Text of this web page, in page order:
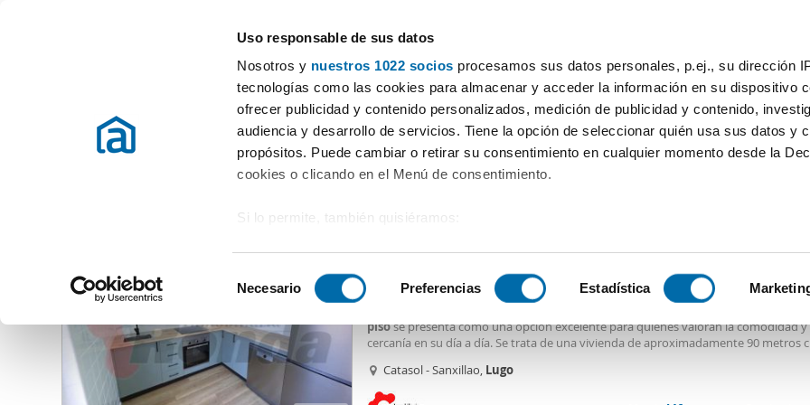
Uso responsable de sus datos
Nosotros y nuestros 1022 socios procesamos sus datos personales, p.ej., su dirección
tecnologías como las cookies para almacenar y acceder la información en su dispositivo
ofrecer publicidad y contenido personalizados, medición de publicidad y contenido,
audiencia y desarrollo de servicios. Tiene la opción de seleccionar quién usa sus datos y
propósitos. Puede cambiar o retirar su consentimiento en cualquier momento desde la
cookies o clicando en el Menú de consentimiento.
Si lo permite, también quisiéramos:
Identificar su dispositivo analizándolo activamente para buscar características
Obtenga más información sobre cómo se procesan sus datos personales y establezca
preferencias en la
. Puede cambiar o retirar su consentimiento en
en la Declaración de cookies.
e
e
c
c
Necesario Preferencias Estadística
Habitaciones Más filtros - 2
Alquiler pisos Lugo provincia Alquiler pisos Lugo Alquiler pisos centro Lugo
(4 viviendas)
2
Piso Renovado y Funcional a un Paso del Centro y la Universidad
pisose presenta como una opción excelente para quienes valoran la comodidad y
cercanía en su día a día. Se trata de una vivienda de aproximadamente 90 metros
aspecto actual y listo para ser habitado desde el primer
Catasol - Sanxillao, Lugo